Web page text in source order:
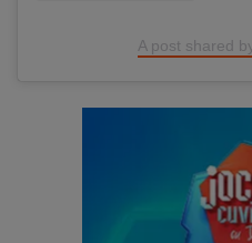
A post shared